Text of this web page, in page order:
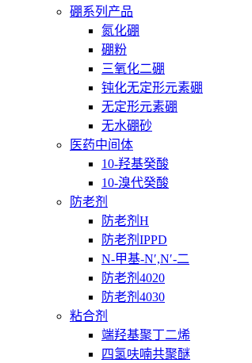
硼系列产品
氮化硼
硼粉
三氧化二硼
钝化无定形元素硼
无定形元素硼
无水硼砂
医药中间体
10-羟基癸酸
10-溴代癸酸
防老剂
防老剂H
防老剂IPPD
N-甲基-N′,N′-二
防老剂4020
防老剂4030
粘合剂
端羟基聚丁二烯
四氢呋喃共聚醚